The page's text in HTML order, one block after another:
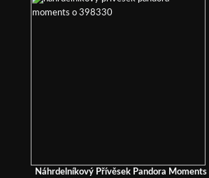
Náhrdelníkový Přívěsek Pandora Moments